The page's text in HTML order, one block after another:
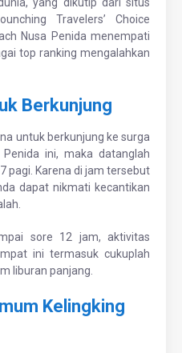
yang dikutip dari situs
Travelers’ Choice
Nusa Penida menempati
top ranking mengalahkan
Berkunjung
untuk berkunjung ke surga
ini, maka datanglah
pagi. Karena di jam tersebut
dapat nikmati kecantikan
sore 12 jam, aktivitas
ini termasuk cukuplah
liburan panjang.
Kelingking